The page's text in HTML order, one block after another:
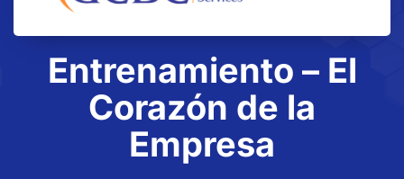
Entrenamiento – El
Corazón de la
Empresa